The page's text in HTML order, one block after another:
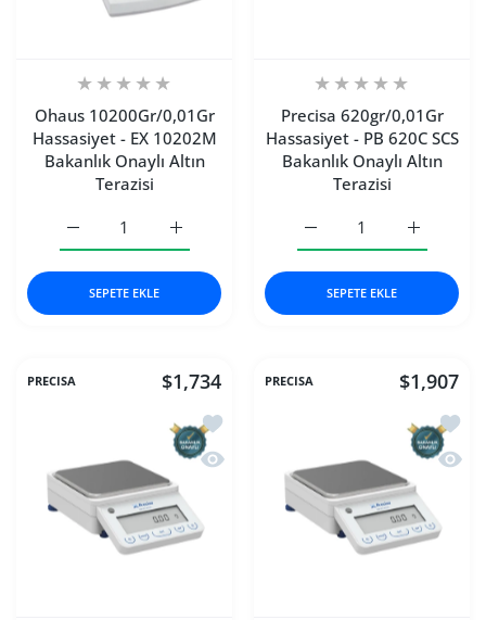
Ohaus 10200Gr/0,01Gr
Hassasiyet - EX 10202M
Bakanlık Onaylı Altın
Terazisi
Ohaus 10200Gr/0,01Gr Hassasiyet - EX
Ohaus 10200Gr/0,01Gr Hassasiyet - EX 10202M
SEPETE EKLE
Precisa 620gr/0,01Gr
Hassasiyet - PB 620C SCS
Bakanlık Onaylı Altın
Terazisi
Precisa
Precisa 620gr/0,01Gr
SEPETE EKLE
PRECISA $1,734
İstek listesine ekle Precisa 1200gr/
Hızlı Görünüm Precisa 1200gr/0,01Gr
PRECISA $1,907
İstek
Hızlı